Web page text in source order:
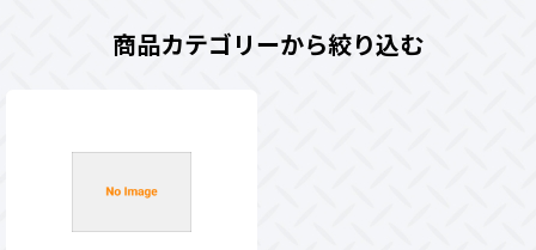
商品カテゴリーから絞り込む